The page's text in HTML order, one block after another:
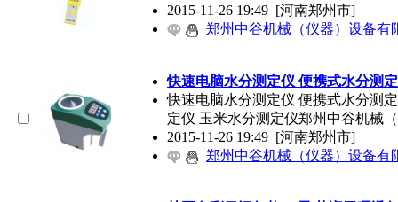
2015-11-26 19:49 [河南郑州市]
郑州中谷机械（仪器）设备有
快速电脑水分测定仪 便携式水分测
快速电脑水分测定仪 便携式水分测
定仪 玉米水分测定仪郑州中谷机械
2015-11-26 19:49 [河南郑州市]
郑州中谷机械（仪器）设备有